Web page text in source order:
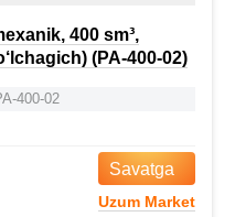
400 sm³,
(PA-400-02)
400-02
Savatga
Uzum Market